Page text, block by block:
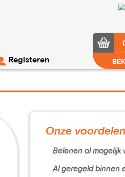
Registeren
Onze voordelen
Belenen al
Al geregeld binnen